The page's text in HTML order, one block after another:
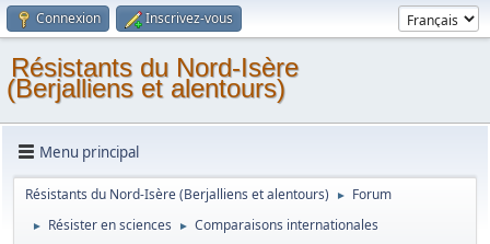
Connexion Inscrivez-vous
Résistants du Nord-Isère
(Berjalliens et alentours)
Menu principal
Résistants du Nord-Isère (Berjalliens et alentours) ► Forum
► Résister en sciences ► Comparaisons internationales